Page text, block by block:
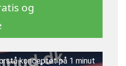
og
konceptet på 1 minut